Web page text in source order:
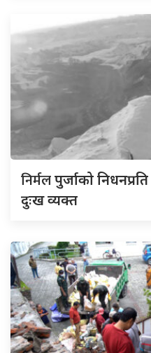
निर्मलपुर्जाको
दुःख व्यक्त